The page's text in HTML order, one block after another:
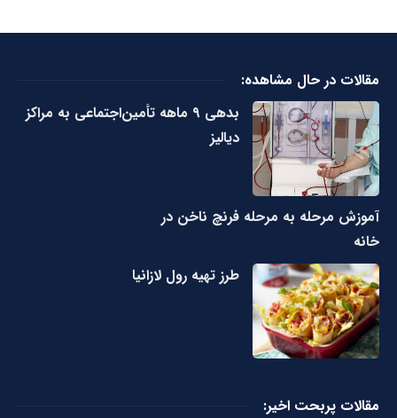
مقالات در حال مشاهده:
بدهی ۹ ماهه تأمین‌اجتماعی به مراکز
دیالیز
آموزش مرحله به مرحله فرنچ ناخن در
خانه
طرز تهیه رول لازانیا
مقالات پربحت اخیر: